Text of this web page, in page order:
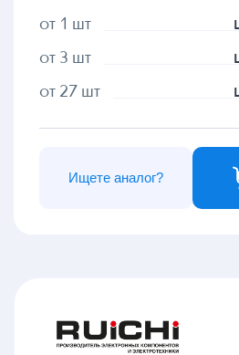
от 1 шт
от 3 шт
от 27 шт
Ищете аналог?